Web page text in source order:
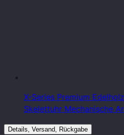
X-Series Premium
Skelettuhr Mechanische
Details, Versand, Rückgabe